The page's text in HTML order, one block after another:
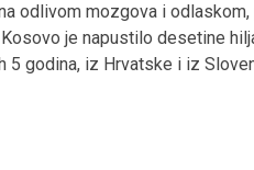
odlivom mozgova i
je napustilo desetine
5 godina, iz Hrvatske i iz